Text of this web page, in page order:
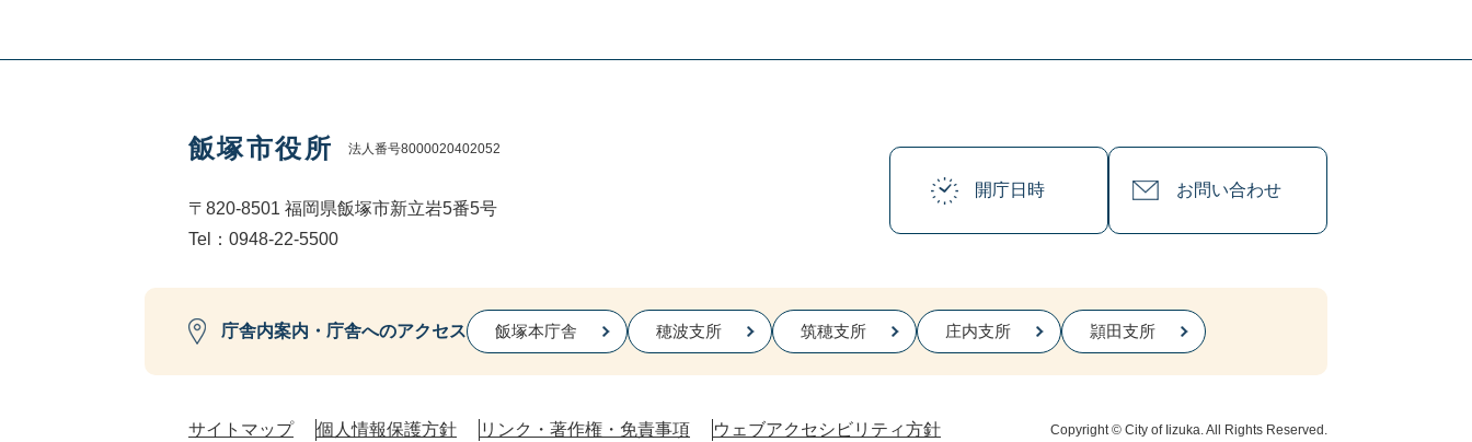
飯塚市役所 法人番号8000020402052
〒820-8501 福岡県飯塚市新立岩5番5号
Tel：0948-22-5500
開庁日時 お問い合わせ
庁舎内案内・庁舎へのアクセス 飯塚本庁舎 穂波支所 筑穂支所 庄内支所 頴田支所
サイトマップ 個人情報保護方針 リンク・著作権・免責事項 ウェブアクセシビリティ方針 Copyright © City of Iizuka. All Rights Reserved.